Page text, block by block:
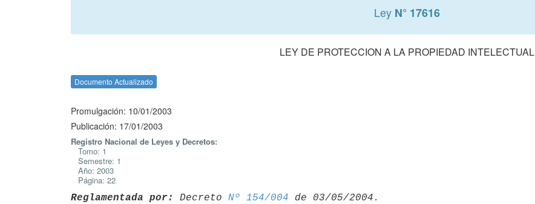
Ley N° 17616
LEY DE PROTECCION A LA PROPIEDAD INTELECTUAL
Documento Actualizado
Promulgación: 10/01/2003
Publicación: 17/01/2003
Registro Nacional de Leyes y Decretos:
Tomo: 1
Semestre: 1
Año: 2003
Página: 22
Reglamentada por: Decreto Nº 154/004